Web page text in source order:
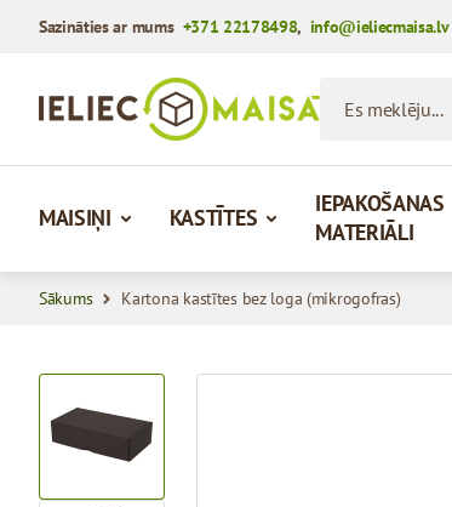
Sazināties ar mums +371 22178498, info@ieliecmaisa.lv
MAISIŅI KASTĪTES
IEPAKOŠANAS
MATERIĀLI
Sākums Kartona kastītes bez loga (mikrogofras)